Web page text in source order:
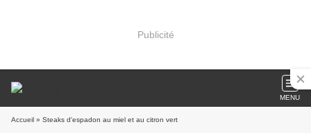
Publicité
MENU
Accueil » Steaks d'espadon au miel et au citron vert